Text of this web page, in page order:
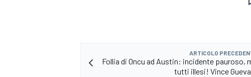
ARTICOLO
Follia di Oncu ad Austin: incidente pauroso,
tutti illesi! Vince